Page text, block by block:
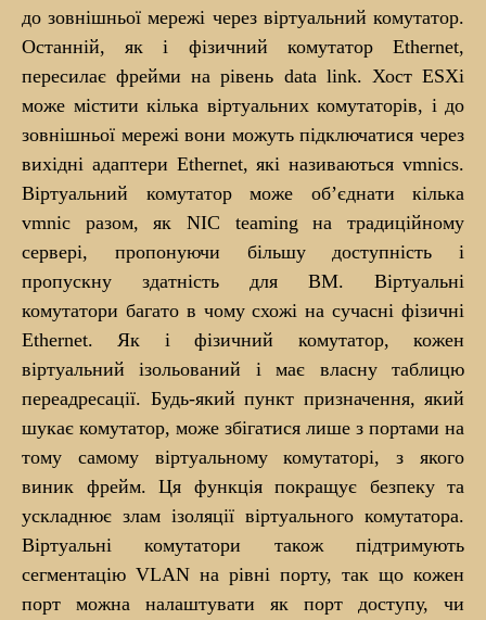
до зовнішньої мережі через віртуальний комутатор.
Останній, як і фізичний комутатор Ethernet,
пересилає фрейми на рівень data link. Хост ESXi
може містити кілька віртуальних комутаторів, і до
зовнішньої мережі вони можуть підключатися через
вихідні адаптери Ethernet, які називаються vmnics.
Віртуальний комутатор може об’єднати кілька
vmnic разом, як NIC teaming на традиційному
сервері, пропонуючи більшу доступність і
пропускну здатність для ВМ. Віртуальні
комутатори багато в чому схожі на сучасні фізичні
Ethernet. Як і фізичний комутатор, кожен
віртуальний ізольований і має власну таблицю
переадресації. Будь-який пункт призначення, який
шукає комутатор, може збігатися лише з портами на
тому самому віртуальному комутаторі, з якого
виник фрейм. Ця функція покращує безпеку та
ускладнює злам ізоляції віртуального комутатора.
Віртуальні комутатори також підтримують
сегментацію VLAN на рівні порту, так що кожен
порт можна налаштувати як порт доступу, чи